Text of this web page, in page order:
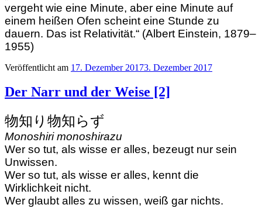
vergeht wie eine Minute, aber eine Minute auf
einem heißen Ofen scheint eine Stunde zu
dauern. Das ist Relativität.“ (Albert Einstein, 1879–
1955)
Veröffentlicht am 17. Dezember 20173. Dezember 2017
Der Narr und der Weise [2]
物知り物知らず
Monoshiri monoshirazu
Wer so tut, als wisse er alles, bezeugt nur sein
Unwissen.
Wer so tut, als wisse er alles, kennt die
Wirklichkeit nicht.
Wer glaubt alles zu wissen, weiß gar nichts.